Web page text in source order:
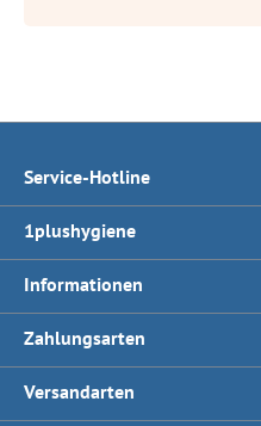
Service-Hotline
1plushygiene
Informationen
Zahlungsarten
Versandarten